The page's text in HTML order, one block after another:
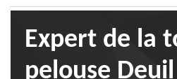
Expert de la
pelouse